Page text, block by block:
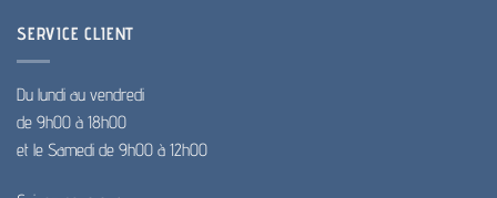
SERVICE CLIENT
Du lundi au vendredi
de 9h00 à 18h00
et le Samedi de 9h00 à 12h00